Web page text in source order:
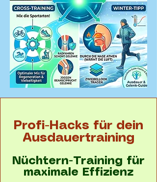
Profi-Hacks für dein
Ausdauertraining
Nüchtern-Training für
maximale Effizienz